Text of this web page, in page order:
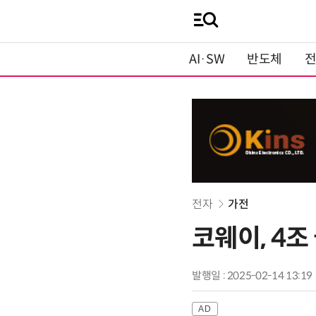
AI·SW 반도체
전자 가전
코웨이, 4
발행일 : 2025-02-14 13:19